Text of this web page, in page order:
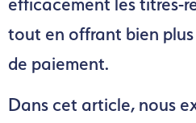
tout en offrant bien plus
de paiement.
Dans cet article, nous